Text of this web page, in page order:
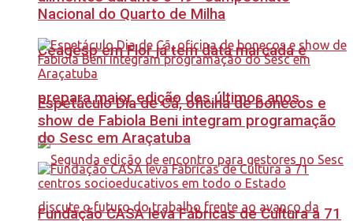
Ceagesp em Flor já tem data marcada e
prepara maior edição dos últimos anos
Nacional do Quarto de Milha
Espetáculo Dia de Cã, oficina de bonecos e
show de Fabiola Beni integram programação
do Sesc em Araçatuba
Fundação CASA leva Fábricas de Cultura a 71